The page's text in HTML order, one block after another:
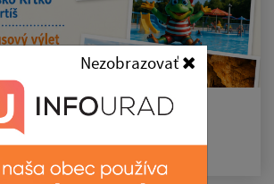
Nezobrazovať